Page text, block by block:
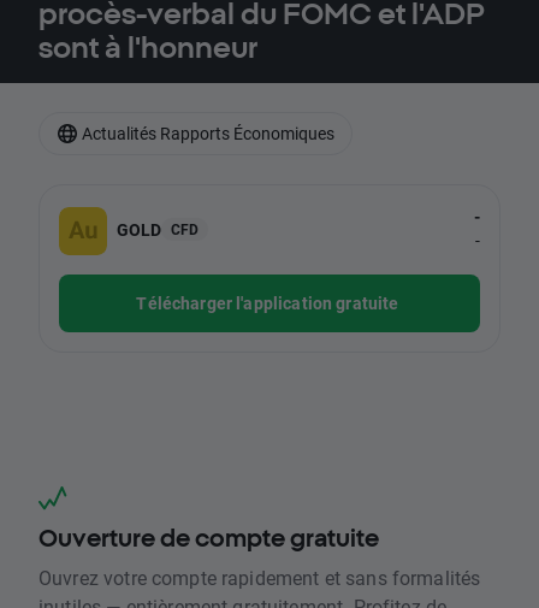
procès-verbal du FOMC et l'ADP
sont à l'honneur
GOLD CFD
-
-
Télécharger l'application gratuite
Ouverture de compte gratuite
Ouvrez votre compte rapidement et sans formalités
Actualités Rapports Économiques